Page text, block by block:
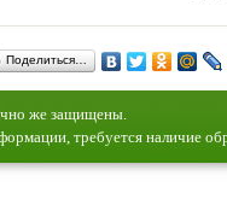
Поделиться…
же защищены.
требуется наличие